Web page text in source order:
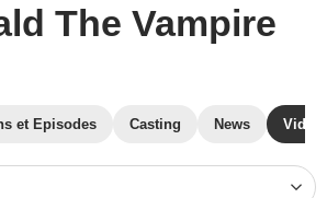
The Vampire
et Episodes Casting News